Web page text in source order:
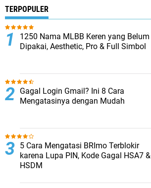
TERPOPULER
1250 Nama MLBB Keren yang Belum
Dipakai, Aesthetic, Pro & Full Simbol
Gagal Login Gmail? Ini 8 Cara
Mengatasinya dengan Mudah
5 Cara Mengatasi BRImo Terblokir
karena Lupa PIN, Kode Gagal HSA7 &
HSDM